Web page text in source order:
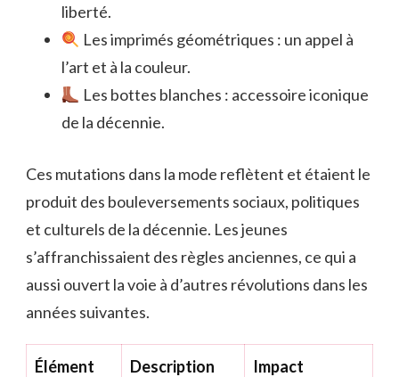
liberté.
Les imprimés géométriques : un appel à
l’art et à la couleur.
Les bottes blanches : accessoire iconique
de la décennie.
Ces mutations dans la mode reflètent et étaient le
produit des bouleversements sociaux, politiques
et culturels de la décennie. Les jeunes
s’affranchissaient des règles anciennes, ce qui a
aussi ouvert la voie à d’autres révolutions dans les
années suivantes.
Élément Description Impact